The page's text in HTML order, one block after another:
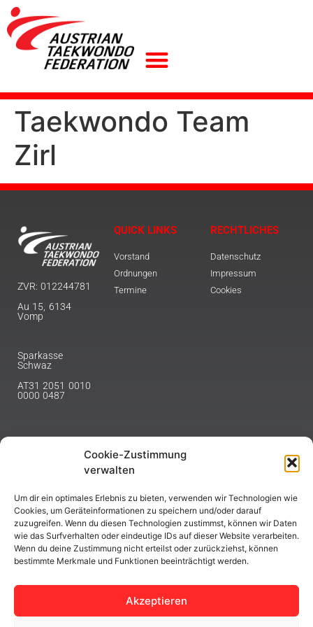
Cookie-Zustimmung
verwalten
Um dir ein optimales Erlebnis zu bieten, verwenden wir Technologien wie
Cookies, um Geräteinformationen zu speichern und/oder darauf
zuzugreifen. Wenn du diesen Technologien zustimmst, können wir Daten
wie das Surfverhalten oder eindeutige IDs auf dieser Website verarbeiten.
Wenn du deine Zustimmung nicht erteilst oder zurückziehst, können
bestimmte Merkmale und Funktionen beeinträchtigt werden.
Akzeptieren
Taekwondo Team
Zirl
ZVR: 012244781
Au 15, 6134
Vomp
Sparkasse
Schwaz
AT31 2051 0010
0000 0487
QUICK LINKS
Vorstand
Ordnungen
Termine
RECHTLICHES
Datenschutz
Impressum
Cookies
ABONNIEREN